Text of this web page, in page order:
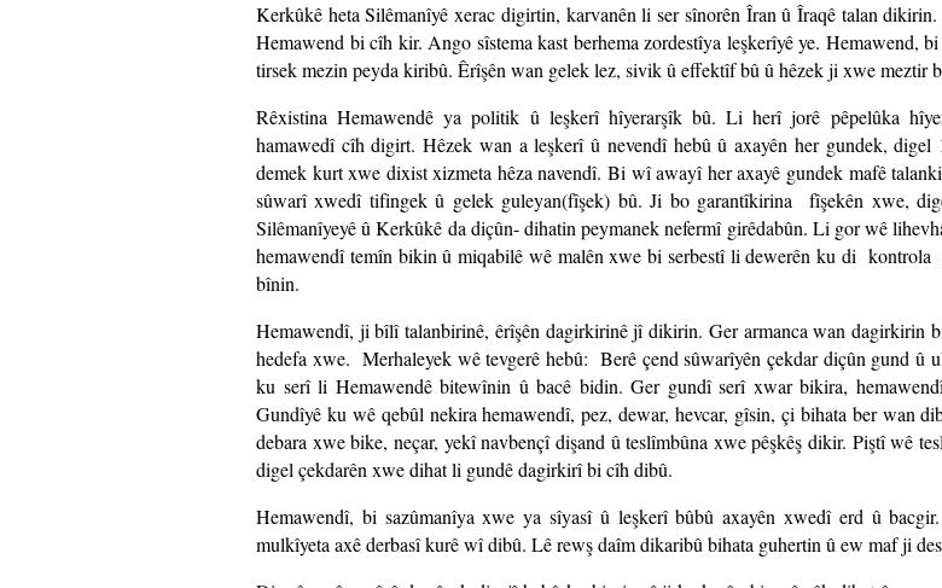
Kerkûkê heta Silêmanîyê xerac digirtin, karvanên li ser sînorên Îran û Îraqê talan
Hemawend bi cîh kir. Ango sîstema kast berhema zordestîya leşkerîyê ye. Hemawend,
tirsek mezin peyda kiribû. Êrîşên wan gelek lez, sivik û effektîf bû û hêzek ji xwe meztir
Rêxistina Hemawendê ya politik û leşkerî hîyerarşîk bû. Li herî jorê pêpelûka
hamawedî cîh digirt. Hêzek wan a leşkerî û nevendî hebû û axayên her gundek,
demek kurt xwe dixist xizmeta hêza navendî. Bi wî awayî her axayê gundek mafê
sûwarî xwedî tifingek û gelek guleyan(fîşek) bû. Ji bo garantîkirina fîşekên xwe,
Silêmanîyeyê û Kerkûkê da diçûn- dihatin peymanek nefermî girêdabûn. Li gor wê
hemawendî temîn bikin û miqabilê wê malên xwe bi serbestî li dewerên ku di
bînin.
Hemawendî, ji bîlî talanbirinê, êrîşên dagirkirinê jî dikirin. Ger armanca wan dagirkirin
hedefa xwe. Merhaleyek wê tevgerê hebû: Berê çend sûwarîyên çekdar diçûn gund û
ku serî li Hemawendê bitewînin û bacê bidin. Ger gundî serî xwar bikira,
Gundîyê ku wê qebûl nekira hemawendî, pez, dewar, hevcar, gîsin, çi bihata ber wan
debara xwe bike, neçar, yekî navbençî dişand û teslîmbûna xwe pêşkêş dikir. Piştî wê
digel çekdarên xwe dihat li gundê dagirkirî bi cîh dibû.
Hemawendî, bi sazûmanîya xwe ya sîyasî û leşkerî bûbû axayên xwedî erd û
mulkîyeta axê derbasî kurê wî dibû. Lê rewş daîm dikaribû bihata guhertin û ew maf ji